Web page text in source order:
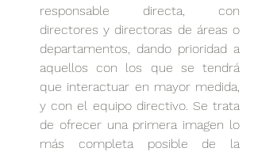
responsable directa, con
directores y directoras de áreas o
departamentos, dando prioridad a
aquellos con los que se tendrá
que interactuar en mayor medida,
y con el equipo directivo. Se trata
de ofrecer una primera imagen lo
más completa posible de la